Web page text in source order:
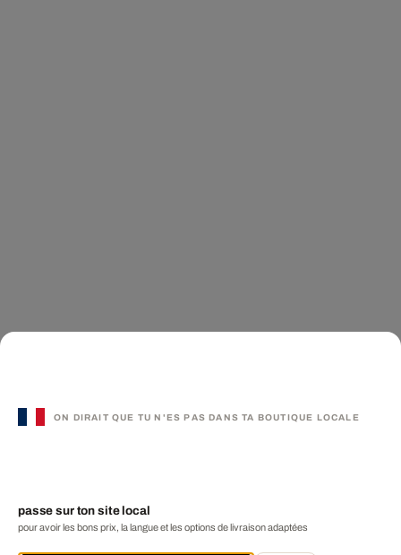
ON DIRAIT QUE TU N'ES PAS DANS TA BOUTIQUE LOCALE
passe sur ton site local
pour avoir les bons prix, la langue et les options de livraison adaptées